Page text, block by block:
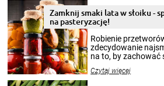
Zamknij smaki lata w słoiku -
na pasteryzację!
Robienie
zdecydowanie
na to, by zachować
krajobrazów, by
Czytaj więcej